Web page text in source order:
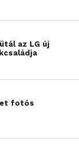
az LG új
fotós